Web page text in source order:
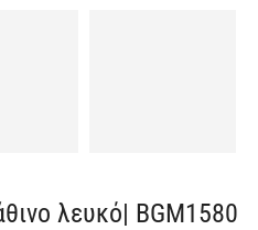
λευκό| BGΜ1580